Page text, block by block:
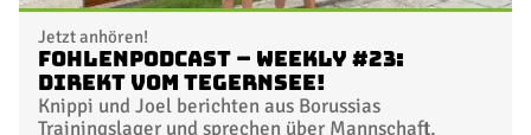
Jetzt anhören!
FohlenPodcast – Weekly #23:
Direkt vom Tegernsee!
Knippi und Joel berichten aus Borussias
Trainingslager und sprechen über Mannschaft,